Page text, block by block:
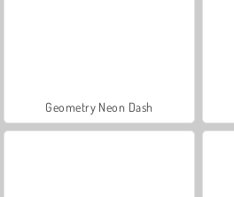
Geometry Neon Dash